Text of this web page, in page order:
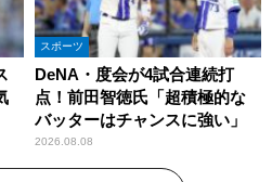
スポーツ
DeNA・度会が4試合連続打
点！前田智徳氏「超積極的な
バッターはチャンスに強い」
2026.08.08